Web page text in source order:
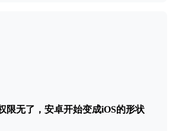
限无了，安卓开始变成iOS的形状